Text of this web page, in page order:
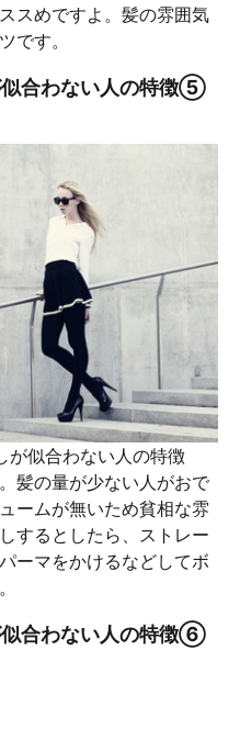
スめですよ。髪の雰囲気
です。
似合わない人の特徴⑤
が似合わない人の特徴
髪の量が少ない人がおで
ームが無いため貧相な雰
するとしたら、ストレー
ーマをかけるなどしてボ
似合わない人の特徴⑥